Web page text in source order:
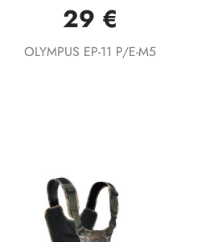
29 €
OLYMPUS EP-11 P/E-M5